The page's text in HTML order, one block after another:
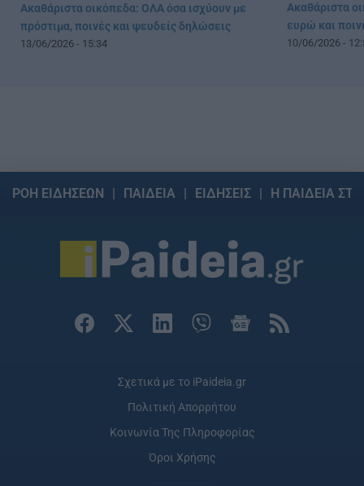
Ακαθάριστα οικόπεδα: ΟΛΑ όσα ισχύουν με
πρόστιμα, ποινές και ψευδείς δηλώσεις
13/06/2026 - 15:34
Ακαθάριστα
ευρώ και
10/06/2026 -
ΡΟΗ ΕΙΔΗΣΕΩΝ ΠΑΙΔΕΙΑ ΕΙΔΗΣΕΙΣ Η ΠΑΙΔΕΙΑ
Σχετικά με το iPaideia.gr
Πολιτική Απορρήτου
Κοινωνία Της Πληροφορίας
Όροι Χρήσης